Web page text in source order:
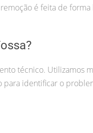
é feita de
técnico. Utilizamos
para identificar o